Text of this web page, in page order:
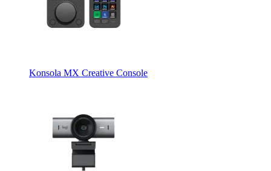
Konsola MX Creative Console